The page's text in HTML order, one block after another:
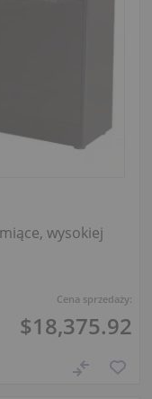
Cena sprzedaży:
$18,375.92
wysokiej